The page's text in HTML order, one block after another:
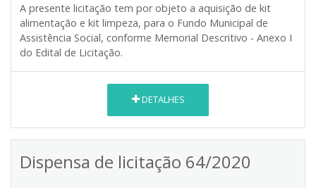
A presente licitação tem por objeto a aquisição de kit
alimentação e kit limpeza, para o Fundo Municipal de
Assistência Social, conforme Memorial Descritivo - Anexo I
do Edital de Licitação.
DETALHES
Dispensa de licitação 64/2020